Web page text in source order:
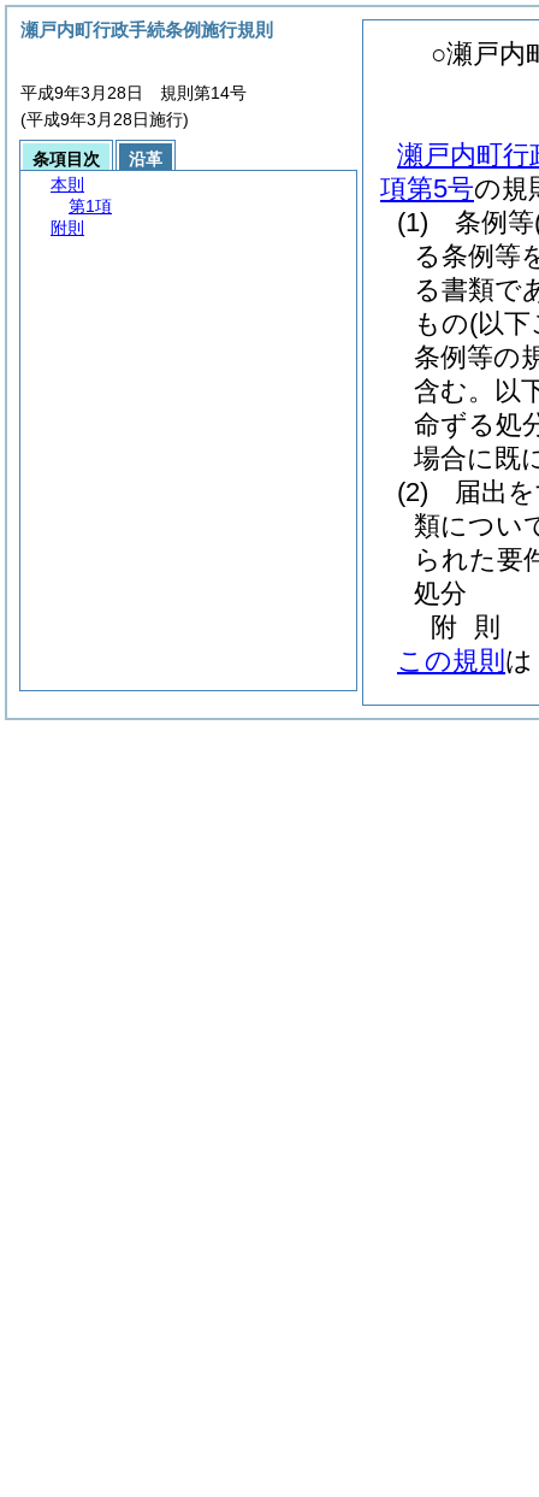
○瀬戸内
瀬戸内町行
項第5号の規
(1) 条例等
る条例等
る書類で
もの(以
条例等の
含む。以
命ずる処
場合に既
(2) 届出を
類につい
られた要
処分
附 則
この規則 は
瀬戸内町行政手続条例施行規則
平成9年3月28日 規則第14号
(平成9年3月28日施行)
条項目次
沿革
本則
第1項
附則